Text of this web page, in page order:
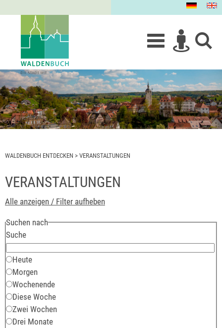
WALDENBUCH ENTDECKEN > VERANSTALTUNGEN
VERANSTALTUNGEN
Alle anzeigen / Filter aufheben
Suchen nach
Suche
Heute
Morgen
Wochenende
Diese Woche
Zwei Wochen
Drei Monate